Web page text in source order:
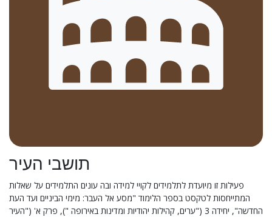
תושבי העיר
פעילות זו מיועדת לתלמידים לקויי למידה ובה עונים התלמידים על שאלות
המתייחסות לטקסט בספר הלימוד "מסע אל העבר: מימי הביניים ועד העת
החדשה", יחידה 3 ("ערים, קהילות יהודיות ומדינות באירופה "), פרק א' ("העיר